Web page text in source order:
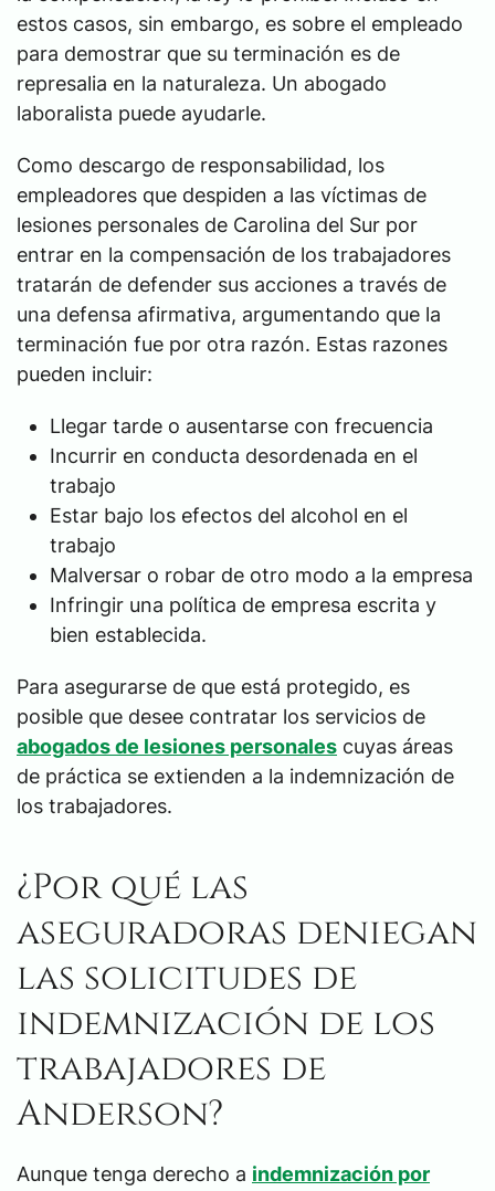
estos casos, sin embargo, es sobre el empleado
para demostrar que su terminación es de
represalia en la naturaleza. Un abogado
laboralista puede ayudarle.
Como descargo de responsabilidad, los
empleadores que despiden a las víctimas de
lesiones personales de Carolina del Sur por
entrar en la compensación de los trabajadores
tratarán de defender sus acciones a través de
una defensa afirmativa, argumentando que la
terminación fue por otra razón. Estas razones
pueden incluir:
Llegar tarde o ausentarse con frecuencia
Incurrir en conducta desordenada en el
trabajo
Estar bajo los efectos del alcohol en el
trabajo
Malversar o robar de otro modo a la empresa
Infringir una política de empresa escrita y
bien establecida.
Para asegurarse de que está protegido, es
posible que desee contratar los servicios de
abogados de lesiones personales cuyas áreas
de práctica se extienden a la indemnización de
los trabajadores.
¿Por qué las
aseguradoras deniegan
las solicitudes de
indemnización de los
trabajadores de
Anderson?
Aunque tenga derecho a indemnización por